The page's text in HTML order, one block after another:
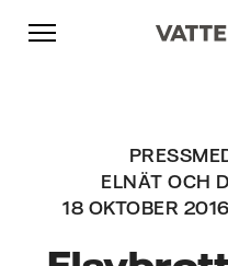
Skip to content
Gå till huvudnavigeringen
Gå till sidfoten
ELNÄT OCH
18 OKTOBER
Gå till huvudnavigeringen